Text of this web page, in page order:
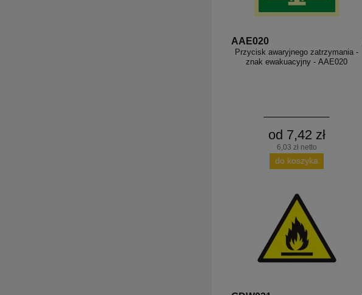
AAE020
Przycisk awaryjnego zatrzymania -
znak ewakuacyjny - AAE020
od 7,42 zł
6,03 zł netto
do koszyka